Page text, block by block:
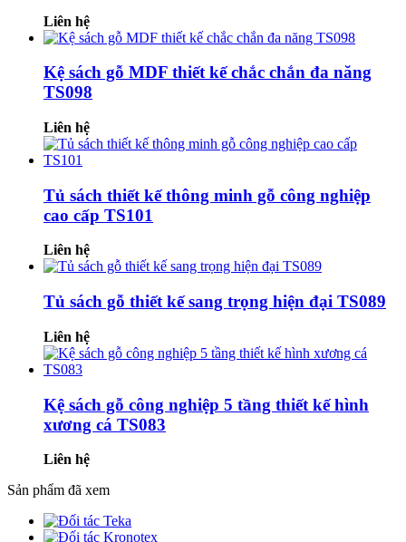
Liên hệ
Kệ sách gỗ MDF thiết kế chắc chắn đa năng
TS098
Liên hệ
Tủ sách thiết kế thông minh gỗ công nghiệp
cao cấp TS101
Liên hệ
Tủ sách gỗ thiết kế sang trọng hiện đại TS089
Liên hệ
Kệ sách gỗ công nghiệp 5 tầng thiết kế hình
xương cá TS083
Liên hệ
Sản phẩm đã xem